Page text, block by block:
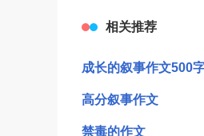
相关推荐
成长的叙事作文500
高分叙事作文
禁毒的作文